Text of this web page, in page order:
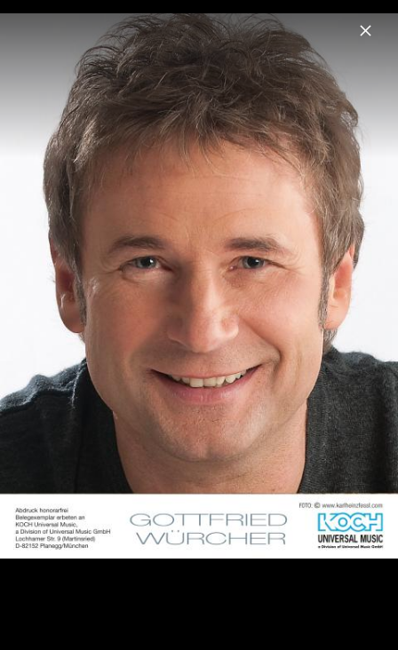
Menu
Gottfried Würcher
Home News Musik Videos Fotos Biografie
Pressefotos 2015
Pressebilder 2015